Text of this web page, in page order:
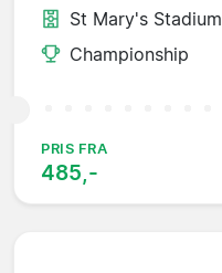
St Mary's Stadium
Championship
PRIS FRA
485,-